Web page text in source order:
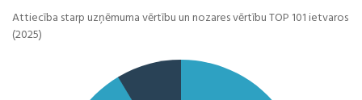
Attiecība starp uzņēmuma vērtību un nozares vērtību TOP 101 ietvaros
(2025)